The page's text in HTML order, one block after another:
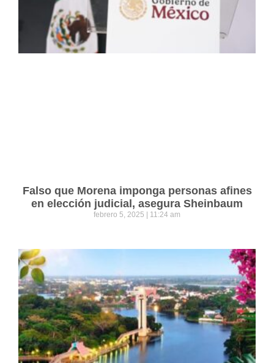
Falso que Morena imponga personas afines
en elección judicial, asegura Sheinbaum
febrero 5, 2025 11:24 am